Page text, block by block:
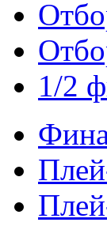
1/2